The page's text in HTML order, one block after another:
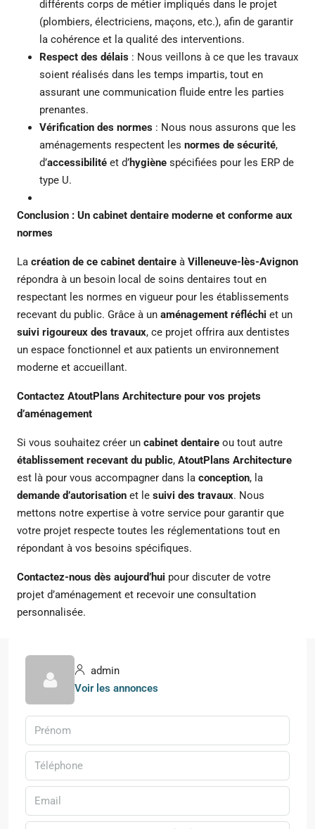
différents corps de métier impliqués dans le projet
(plombiers, électriciens, maçons, etc.), afin de garantir
la cohérence et la qualité des interventions.
Respect des délais : Nous veillons à ce que les travaux
soient réalisés dans les temps impartis, tout en
assurant une communication fluide entre les parties
prenantes.
Vérification des normes : Nous nous assurons que les
aménagements respectent les normes de sécurité,
d’accessibilité et d’hygiène spécifiées pour les ERP de
type U.
Conclusion : Un cabinet dentaire moderne et conforme aux
normes
La création de ce cabinet dentaire à Villeneuve-lès-Avignon
répondra à un besoin local de soins dentaires tout en
respectant les normes en vigueur pour les établissements
recevant du public. Grâce à un aménagement réfléchi et un
suivi rigoureux des travaux, ce projet offrira aux dentistes
un espace fonctionnel et aux patients un environnement
moderne et accueillant.
Contactez AtoutPlans Architecture pour vos projets
d’aménagement
Si vous souhaitez créer un cabinet dentaire ou tout autre
établissement recevant du public, AtoutPlans Architecture
est là pour vous accompagner dans la conception, la
demande d’autorisation et le suivi des travaux. Nous
mettons notre expertise à votre service pour garantir que
votre projet respecte toutes les réglementations tout en
répondant à vos besoins spécifiques.
Contactez-nous dès aujourd’hui pour discuter de votre
projet d’aménagement et recevoir une consultation
personnalisée.
admin
Voir les annonces